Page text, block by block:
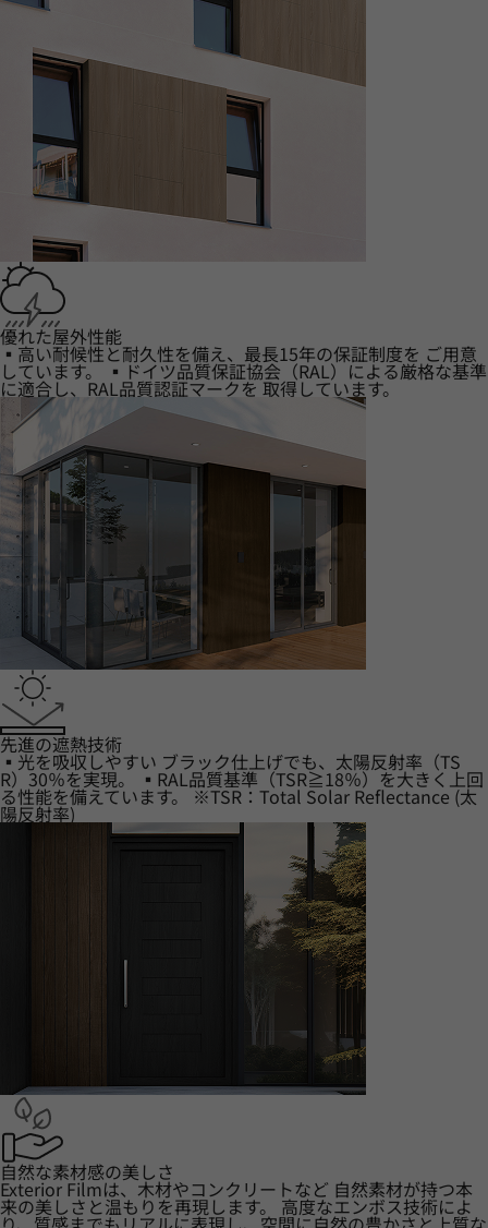
優れた屋外性能
▪高い耐候性と耐久性を備え、最長15年の保証制度を ご用意
しています。 ▪ドイツ品質保証協会（RAL）による厳格な基準
に適合し、RAL品質認証マークを 取得しています。
先進の遮熱技術
▪光を吸収しやすい ブラック仕上げでも、太陽反射率（TS
R）30％を実現。 ▪RAL品質基準（TSR≧18％）を大きく上回
る性能を備えています。 ※TSR：Total Solar Reflectance (太
陽反射率)
自然な素材感の美しさ
Exterior Filmは、木材やコンクリートなど 自然素材が持つ本
来の美しさと温もりを再現します。 高度なエンボス技術によ